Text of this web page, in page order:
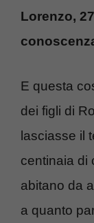
Lorenzo,
E questa
dei figli di
lasciasse il
centinaia di
abitano da
a quanto